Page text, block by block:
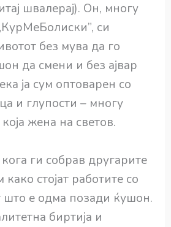
швалерај). Он, многу
си
без мува да го
да смени и без ајвар
ја сум оптоварен со
и глупости – многу
жена на светов.
ги собрав другарите
стојат работите со
што е одма позади ќушон.
биртија и